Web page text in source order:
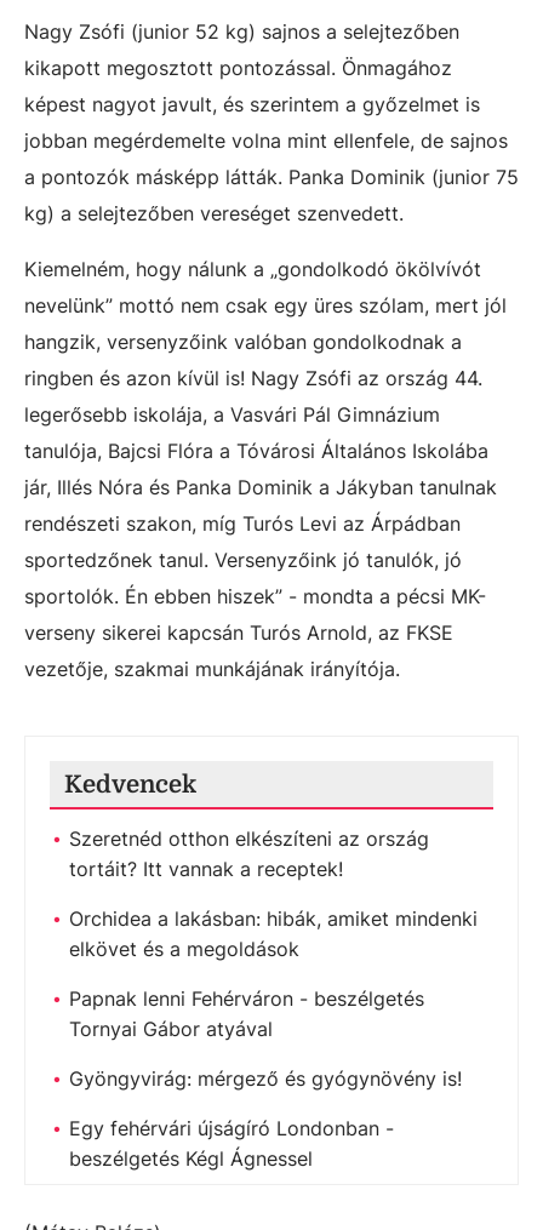
Nagy Zsófi (junior 52 kg) sajnos a selejtezőben
kikapott megosztott pontozással. Önmagához
képest nagyot javult, és szerintem a győzelmet is
jobban megérdemelte volna mint ellenfele, de sajnos
a pontozók másképp látták. Panka Dominik (junior 75
kg) a selejtezőben vereséget szenvedett.
Kiemelném, hogy nálunk a „gondolkodó ökölvívót
nevelünk” mottó nem csak egy üres szólam, mert jól
hangzik, versenyzőink valóban gondolkodnak a
ringben és azon kívül is! Nagy Zsófi az ország 44.
legerősebb iskolája, a Vasvári Pál Gimnázium
tanulója, Bajcsi Flóra a Tóvárosi Általános Iskolába
jár, Illés Nóra és Panka Dominik a Jákyban tanulnak
rendészeti szakon, míg Turós Levi az Árpádban
sportedzőnek tanul. Versenyzőink jó tanulók, jó
sportolók. Én ebben hiszek” - mondta a pécsi MK-
verseny sikerei kapcsán Turós Arnold, az FKSE
vezetője, szakmai munkájának irányítója.
Kedvencek
Szeretnéd otthon elkészíteni az ország
tortáit? Itt vannak a receptek!
Orchidea a lakásban: hibák, amiket mindenki
elkövet és a megoldások
Papnak lenni Fehérváron - beszélgetés
Tornyai Gábor atyával
Gyöngyvirág: mérgező és gyógynövény is!
Egy fehérvári újságíró Londonban -
beszélgetés Kégl Ágnessel